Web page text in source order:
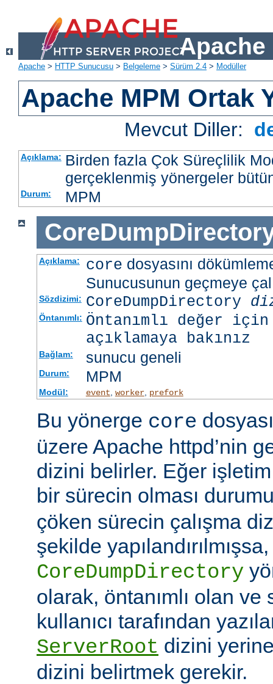
Apache
Apache > HTTP Sunucusu > Belgeleme > Sürüm 2.4 > Modüller
Apache MPM Ortak
Mevcut Diller:
Açıklama: Birden fazla Çok Süreçlilik
gerçeklenmiş yönergeler
Durum: MPM
Açıklama: core dosyasını
Sunucusunun geçmeye
Sözdizimi: CoreDumpDirectory
Öntanımlı: Öntanımlı değer
açıklamaya bakınız
Bağlam: sunucu geneli
Durum: MPM
Modül: event worker, prefork
Bu yönerge core
üzere Apache httpd’nin
dizini belirler. Eğer
bir sürecin olması
çöken sürecin çalışma
şekilde yapılandırılmışsa,
CoreDumpDirectory
olarak, öntanımlı olan ve
kullanıcı tarafından
ServerRoot dizini
dizini belirtmek gerekir.